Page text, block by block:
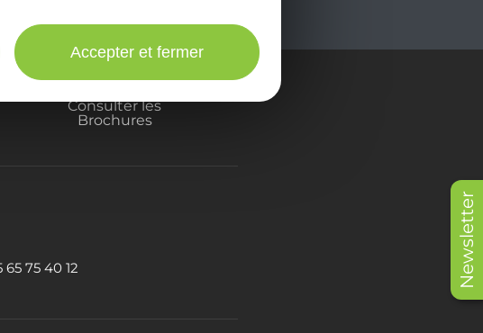
Newsletter
Consulter les
Brochures
65 75 40 12
Accepter et fermer